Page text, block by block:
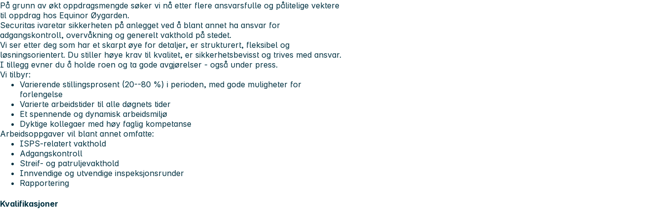
På grunn av økt oppdragsmengde søker vi nå etter flere ansvarsfulle og pålitelige vektere
til oppdrag hos Equinor Øygarden.
Securitas ivaretar sikkerheten på anlegget ved å blant annet ha ansvar for
adgangskontroll, overvåkning og generelt vakthold på stedet.
Vi ser etter deg som har et skarpt øye for detaljer, er strukturert, fleksibel og
løsningsorientert. Du stiller høye krav til kvalitet, er sikkerhetsbevisst og trives med ansvar.
I tillegg evner du å holde roen og ta gode avgjørelser - også under press.
Vi tilbyr:
Varierende stillingsprosent (20--80 %) i perioden, med gode muligheter for
forlengelse
Varierte arbeidstider til alle døgnets tider
Et spennende og dynamisk arbeidsmiljø
Dyktige kollegaer med høy faglig kompetanse
Arbeidsoppgaver vil blant annet omfatte:
ISPS-relatert vakthold
Adgangskontroll
Streif- og patruljevakthold
Innvendige og utvendige inspeksjonsrunder
Rapportering
Kvalifikasjoner